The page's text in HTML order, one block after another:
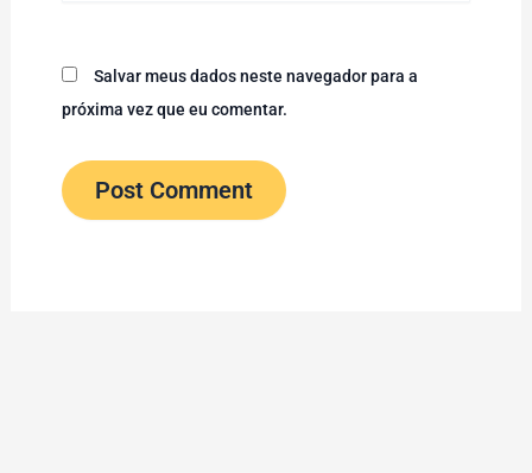
Salvar meus dados neste navegador para a
próxima vez que eu comentar.